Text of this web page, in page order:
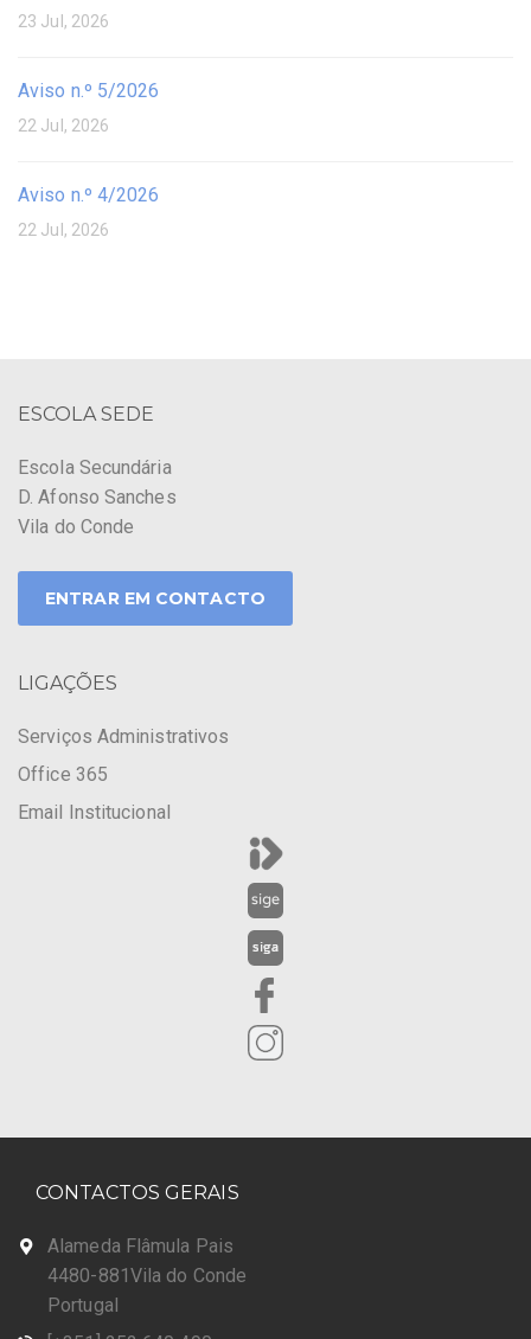
23 Jul, 2026
Aviso n.º 5/2026
22 Jul, 2026
Aviso n.º 4/2026
22 Jul, 2026
ESCOLA SEDE
Escola Secundária
D. Afonso Sanches
Vila do Conde
ENTRAR EM CONTACTO
LIGAÇÕES
Serviços Administrativos
Office 365
Email Institucional
CONTACTOS GERAIS
Alameda Flâmula Pais
4480-881Vila do Conde
Portugal